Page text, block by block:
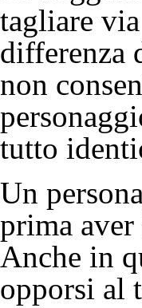
tagliare
differenza
non
tutto
Un
prima
Anche in
opporsi al